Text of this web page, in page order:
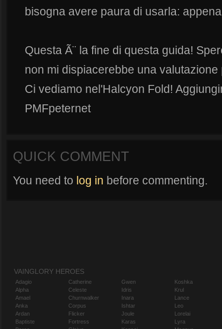
bisogna avere paura di usarla:
Questa Ã¨ la fine di questa guida!
non mi dispiacerebbe una valutazione
Ci vediamo nel'Halcyon Fold!
PMFpeternet
QUICK COMMENT
You need to log in before commenting.
VAINGLORY HEROES
Adagio
Alpha
Amael
Anka
Ardan
Baptiste
Catherine
Celeste
Churnwalker
Corpus
Flicker
Fortress
Gwen
Idris
Inara
Ishtar
Joule
Karas
Koshka
Krul
Lance
Leo
Lorelai
Lyra